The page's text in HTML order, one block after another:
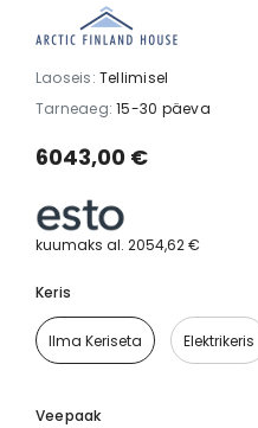
Laoseis: Tellimisel
Tarneaeg: 15-30 päeva
6043,00 €
kuumaks al. 2054,62 €
Keris
Ilma Keriseta Elektrikeris
Veepaak